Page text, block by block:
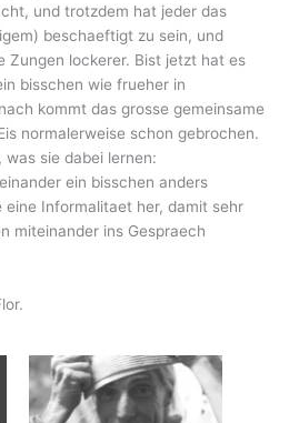
und trotzdem hat jeder das
beschaeftigt zu sein, und
Zungen lockerer. Bist jetzt hat es
bisschen wie frueher in
kommt das grosse gemeinsame
normalerweise schon gebrochen.
sie dabei lernen:
ein bisschen anders
eine Informalitaet her, damit sehr
miteinander ins Gespraech